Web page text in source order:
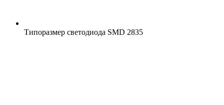
Типоразмер светодиода SMD 2835